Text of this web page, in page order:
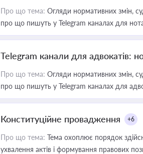
Про що тема: Огляди нормативних змін,
про що пишуть у Telegram каналах для
Telegram канали для адвокатів:
Про що тема: Огляди нормативних змін,
про що пишуть у Telegram каналах для
Конституційне провадження +6
Про що тема: Тема охоплює порядок
ухвалення актів і формування правових